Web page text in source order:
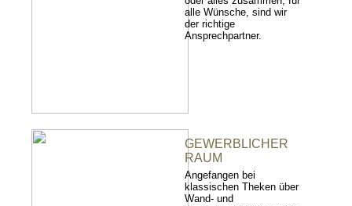
alle Wünsche, sind wir
der richtige
Ansprechpartner.
GEWERBLICHER
RAUM
Angefangen bei
klassischen Theken über
Wand- und